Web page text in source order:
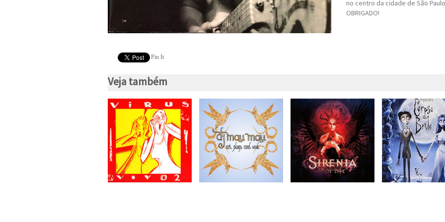
Pin It
no centro da cidade de São
OBRIGADO!
Veja também